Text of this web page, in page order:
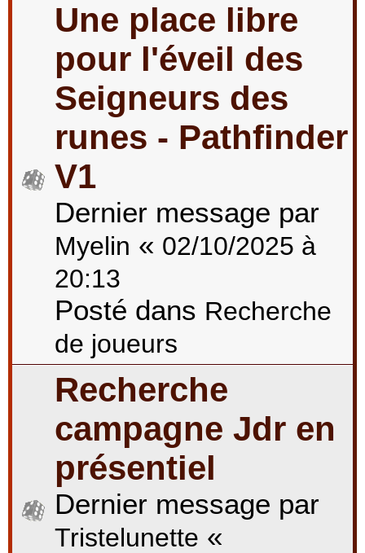
Une place libre
pour l'éveil des
Seigneurs des
runes - Pathfinder
V1
Dernier message par
Myelin « 02/10/2025 à
20:13
Posté dans Recherche
de joueurs
Recherche
campagne Jdr en
présentiel
Dernier message par
Tristelunette «